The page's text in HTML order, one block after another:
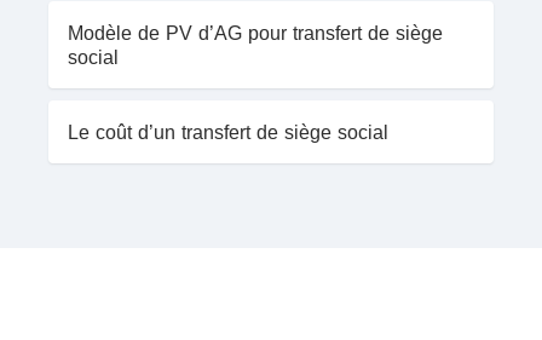
Modèle de PV d’AG pour transfert de siège
social
Le coût d’un transfert de siège social